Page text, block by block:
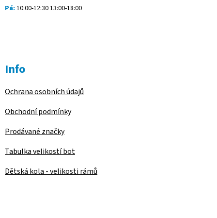
Pá: 10:00-12:30 13:00-18:00
Info
Ochrana osobních údajů
Obchodní podmínky
Prodávané značky
Tabulka velikostí bot
Dětská kola - velikosti rámů